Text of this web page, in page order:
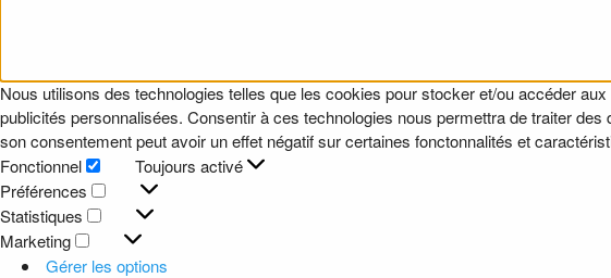
Nous utilisons des technologies telles que les cookies pour stocker et/ou accéder
publicités personnalisées. Consentir à ces technologies nous permettra de traiter
son consentement peut avoir un effet négatif sur certaines fonctonnalités et
Fonctionnel
Fonctionnel
Toujours activé
Préférences
Préférences
Statistiques
Statistiques
Marketing
Marketing
Gérer les options